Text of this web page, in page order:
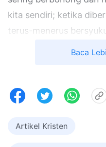
kita sendiri; ketika
terus-menerus
umum. Dan dengan
watak rusak dalam diri
Baca
Artikel Kristen